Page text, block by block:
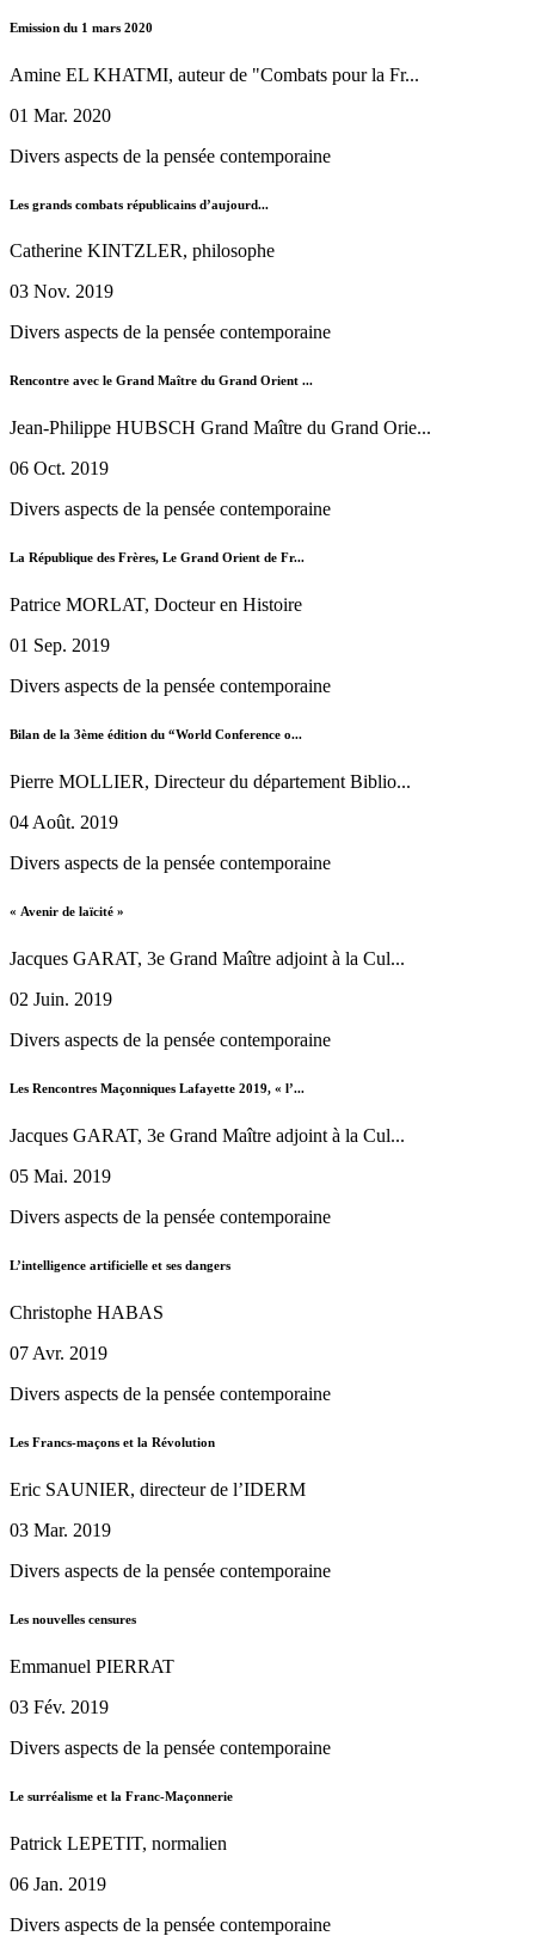
Emission du 1 mars 2020
Amine EL KHATMI, auteur de "Combats pour la Fr...
01 Mar. 2020
Divers aspects de la pensée contemporaine
Les grands combats républicains d’aujourd...
Catherine KINTZLER, philosophe
03 Nov. 2019
Divers aspects de la pensée contemporaine
Rencontre avec le Grand Maître du Grand Orient ...
Jean-Philippe HUBSCH Grand Maître du Grand Orie...
06 Oct. 2019
Divers aspects de la pensée contemporaine
La République des Frères, Le Grand Orient de Fr...
Patrice MORLAT, Docteur en Histoire
01 Sep. 2019
Divers aspects de la pensée contemporaine
Bilan de la 3ème édition du “World Conference o...
Pierre MOLLIER, Directeur du département Biblio...
04 Août. 2019
Divers aspects de la pensée contemporaine
« Avenir de laïcité »
Jacques GARAT, 3e Grand Maître adjoint à la Cul...
02 Juin. 2019
Divers aspects de la pensée contemporaine
Les Rencontres Maçonniques Lafayette 2019, « l’...
Jacques GARAT, 3e Grand Maître adjoint à la Cul...
05 Mai. 2019
Divers aspects de la pensée contemporaine
L’intelligence artificielle et ses dangers
Christophe HABAS
07 Avr. 2019
Divers aspects de la pensée contemporaine
Les Francs-maçons et la Révolution
Eric SAUNIER, directeur de l’IDERM
03 Mar. 2019
Divers aspects de la pensée contemporaine
Les nouvelles censures
Emmanuel PIERRAT
03 Fév. 2019
Divers aspects de la pensée contemporaine
Le surréalisme et la Franc-Maçonnerie
Patrick LEPETIT, normalien
06 Jan. 2019
Divers aspects de la pensée contemporaine